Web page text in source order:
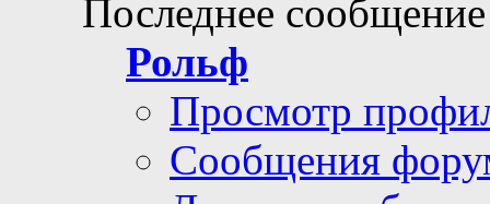
Последнее
Рольф
Просмотр
Сообщения